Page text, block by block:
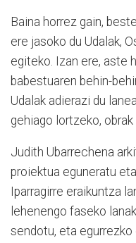
Baina horrez gain, beste
ere jasoko du Udalak,
egiteko. Izan ere, aste
babestuaren behin-
Udalak adierazi du
gehiago lortzeko,
Judith Ubarrechena
proiektua eguneratu
Iparragirre eraikuntza
lehenengo faseko
sendotu, eta